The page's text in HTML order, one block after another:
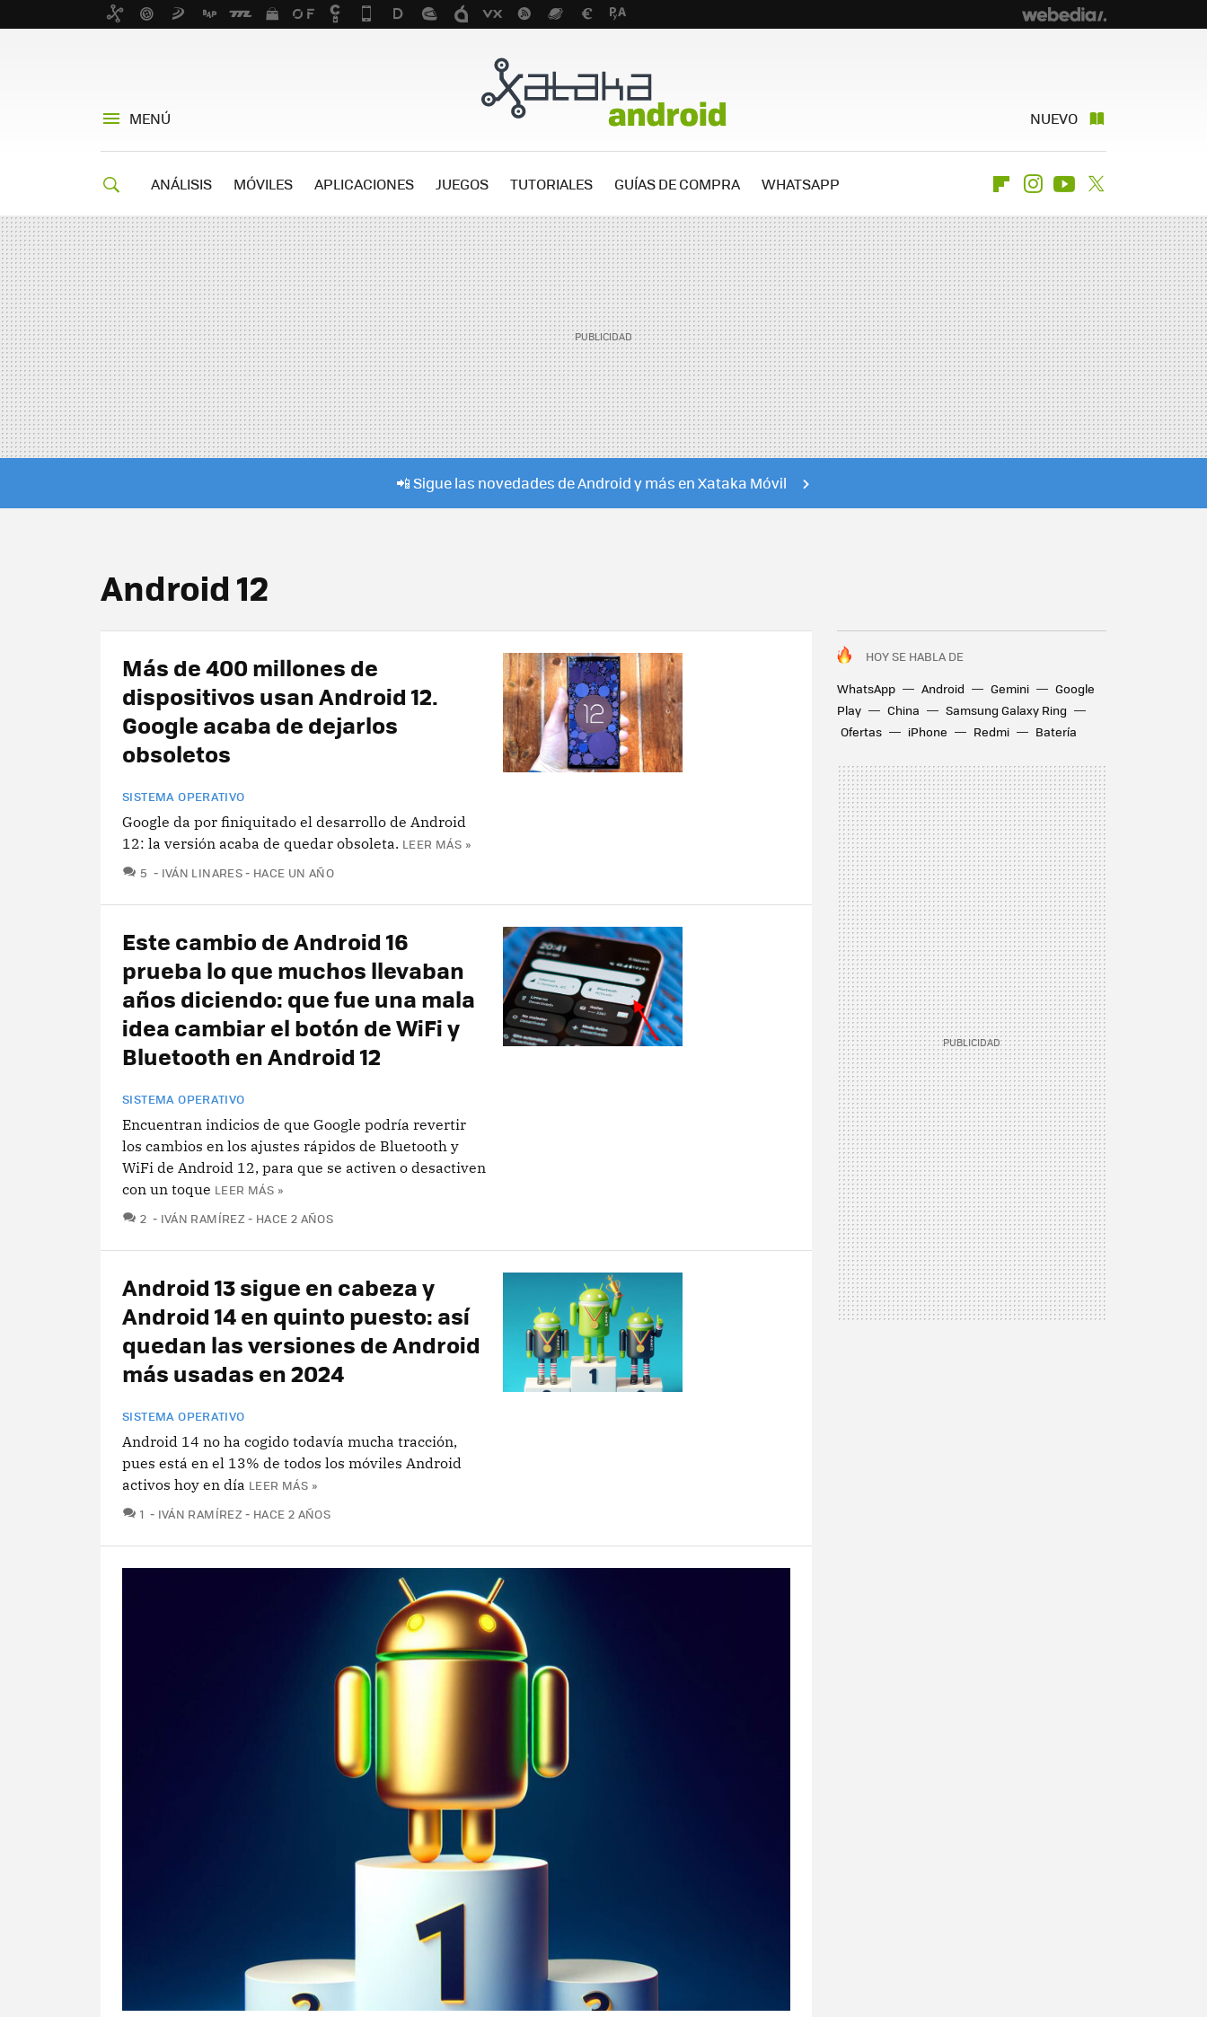
MENÚ NUEVO
ANÁLISIS MÓVILES APLICACIONES JUEGOS TUTORIALES GUÍAS DE COMPRA WHATSAPP FlipboardInstagramYoutube
📲 Sigue las novedades de Android y más en Xataka Móvil
Android 12
HOY SE HABLA DE
WhatsApp
Android Gemini
Google
Play
China
Samsung Galaxy Ring
Ofertas
iPhone Redmi Batería
Más de 400 millones de
dispositivos usan Android 12.
Google acaba de dejarlos
obsoletos
SISTEMA OPERATIVO
Google da por finiquitado el desarrollo de Android
12: la versión acaba de quedar obsoleta. LEER MÁS »
5 COMENTARIOS
IVÁN LINARES HACE UN AÑO
Este cambio de Android 16
prueba lo que muchos llevaban
años diciendo: que fue una mala
idea cambiar el botón de WiFi y
Bluetooth en Android 12
SISTEMA OPERATIVO
Encuentran indicios de que Google podría revertir
los cambios en los ajustes rápidos de Bluetooth y
WiFi de Android 12, para que se activen o desactiven
con un toque LEER MÁS »
2 COMENTARIOS
IVÁN RAMÍREZ HACE 2 AÑOS
Android 13 sigue en cabeza y
Android 14 en quinto puesto: así
quedan las versiones de Android
más usadas en 2024
SISTEMA OPERATIVO
Android 14 no ha cogido todavía mucha tracción,
pues está en el 13% de todos los móviles Android
activos hoy en día LEER MÁS »
1 COMENTARIOS
IVÁN RAMÍREZ HACE 2 AÑOS